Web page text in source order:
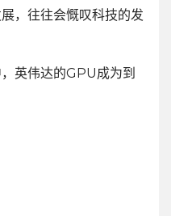
，往往会慨叹科技的发
英伟达的GPU成为到